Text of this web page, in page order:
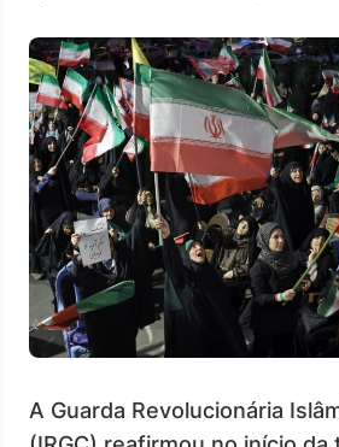
A Guarda Revolucionária